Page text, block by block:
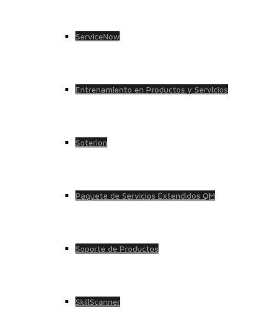
ServiceNow
Entrenamiento en Productos y Servicios
Soterion
Paquete de Servicios Extendidos QM
Soporte de Productos
SkillScanner